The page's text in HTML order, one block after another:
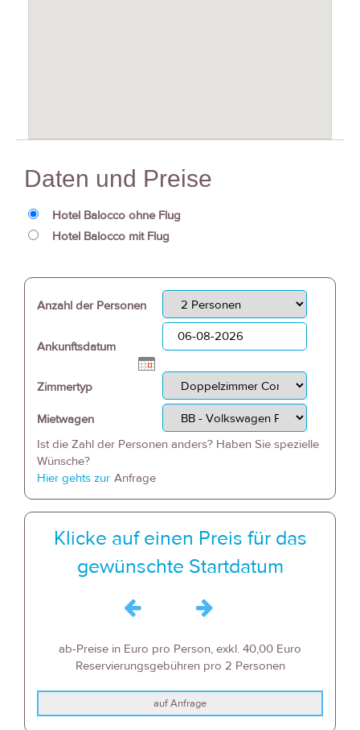
Daten und Preise
Hotel Balocco ohne Flug
Hotel Balocco mit Flug
Anzahl der Personen
Ankunftsdatum
Zimmertyp
Mietwagen
Ist die Zahl der Personen anders? Haben Sie spezielle
Wünsche?
Hier gehts zur Anfrage
Klicke auf einen Preis für das
gewünschte Startdatum
ab-Preise in Euro pro Person, exkl. 40,00 Euro
Reservierungsgebühren pro 2 Personen
auf Anfrage